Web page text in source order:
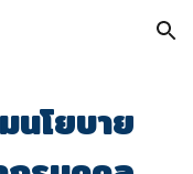
Skip to navigation
นโยบาย